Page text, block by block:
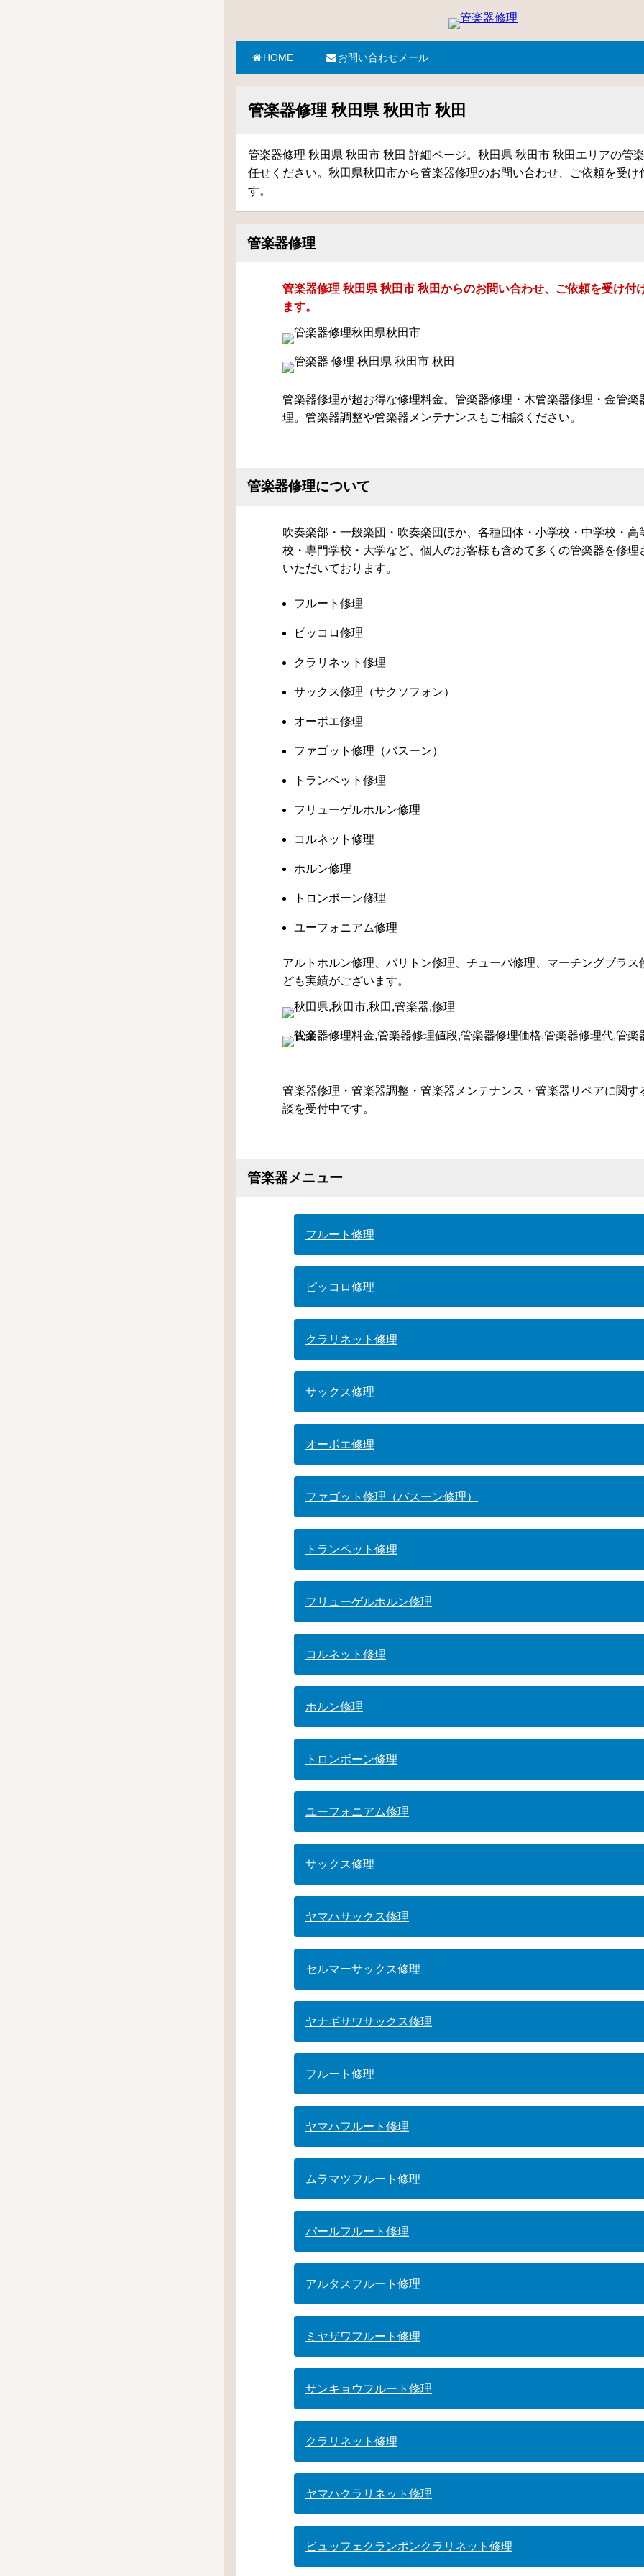
HOME お問い合わせメール
管楽器修理 秋田県 秋田市 秋田
管楽器修理 秋田県 秋田市 秋田 詳細ページ。秋田県 秋田市 秋田エリアの管
任せください。秋田県秋田市から管楽器修理のお問い合わせ、ご依頼を受け
す。
管楽器修理
管楽器修理 秋田県 秋田市 秋田からのお問い合わせ、ご依頼を受け付
ます。
管楽器修理が超お得な修理料金。管楽器修理・木管楽器修理・金管楽
理。管楽器調整や管楽器メンテナンスもご相談ください。
管楽器修理について
吹奏楽部・一般楽団・吹奏楽団ほか、各種団体・小学校・中学校・高
校・専門学校・大学など、個人のお客様も含めて多くの管楽器を修理
いただいております。
フルート修理
ピッコロ修理
クラリネット修理
サックス修理（サクソフォン）
オーボエ修理
ファゴット修理（バスーン）
トランペット修理
フリューゲルホルン修理
コルネット修理
ホルン修理
トロンボーン修理
ユーフォニアム修理
アルトホルン修理、バリトン修理、チューバ修理、マーチングブラス
ども実績がございます。
管楽器修理・管楽器調整・管楽器メンテナンス・管楽器リペアに関す
談を受付中です。
管楽器メニュー
フルート修理
ピッコロ修理
クラリネット修理
サックス修理
オーボエ修理
ファゴット修理（バスーン修理）
トランペット修理
フリューゲルホルン修理
コルネット修理
ホルン修理
トロンボーン修理
ユーフォニアム修理
サックス修理
ヤマハサックス修理
セルマーサックス修理
ヤナギサワサックス修理
フルート修理
ヤマハフルート修理
ムラマツフルート修理
パールフルート修理
アルタスフルート修理
ミヤザワフルート修理
サンキョウフルート修理
クラリネット修理
ヤマハクラリネット修理
ビュッフェクランポンクラリネット修理